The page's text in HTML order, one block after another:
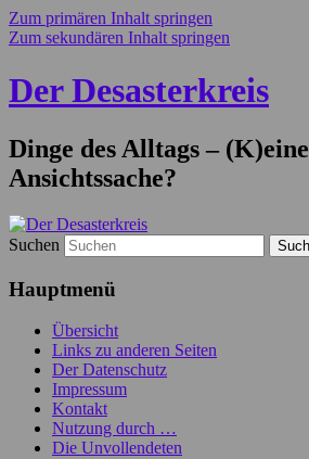
Zum primären Inhalt springen
Zum sekundären Inhalt springen
Der Desasterkreis
Dinge des Alltags – (K)eine
Ansichtssache?
Suchen
Hauptmenü
Übersicht
Links zu anderen Seiten
Der Datenschutz
Impressum
Kontakt
Nutzung durch …
Die Unvollendeten